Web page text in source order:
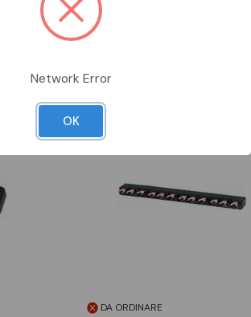
Da Abbinare
DA ORDINARE
Network Error
OK